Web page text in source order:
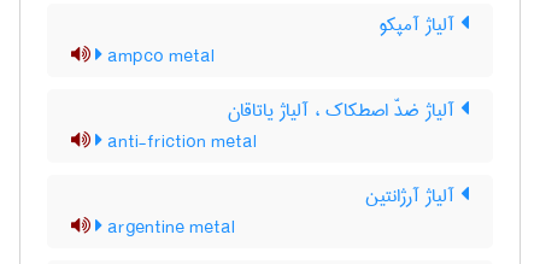
آلیاژ آمپکو
ampco metal
آلیاژ ضدّ اصطکاک ، آلیاژ یاتاقان
anti-friction metal
آلیاژ آرژانتین
argentine metal